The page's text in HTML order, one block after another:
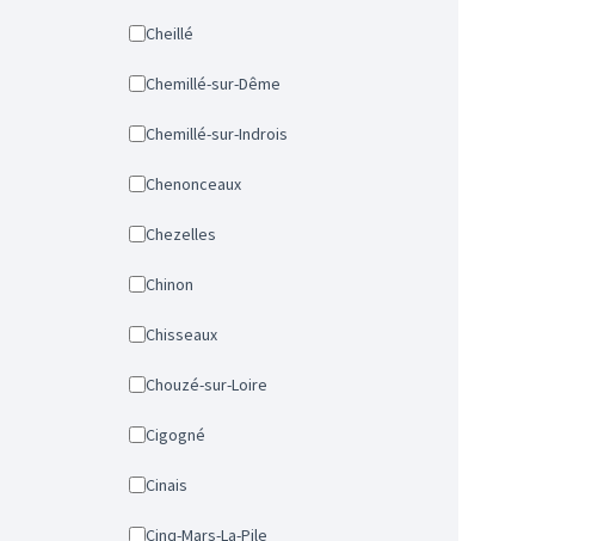
Cheillé
Chemillé-sur-Dême
Chemillé-sur-Indrois
Chenonceaux
Chezelles
Chinon
Chisseaux
Chouzé-sur-Loire
Cigogné
Cinais
Cinq-Mars-La-Pile